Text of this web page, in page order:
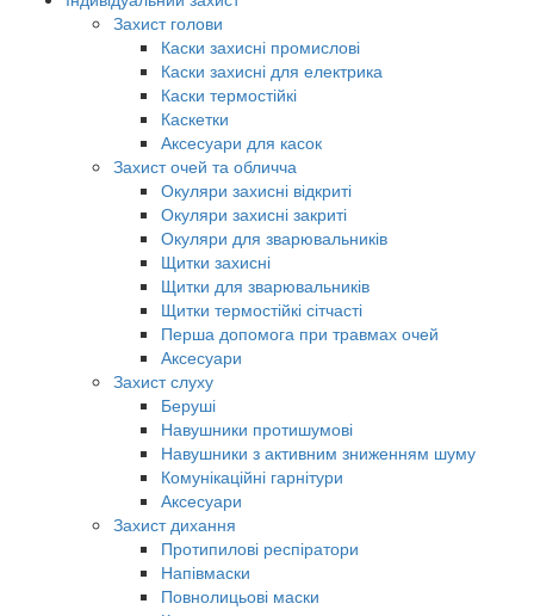
Захист голови
Каски захисні промислові
Каски захисні для електрика
Каски термостійкі
Каскетки
Аксесуари для касок
Захист очей та обличча
Окуляри захисні відкриті
Окуляри захисні закриті
Окуляри для зварювальників
Щитки захисні
Щитки для зварювальників
Щитки термостійкі сітчасті
Перша допомога при травмах очей
Аксесуари
Захист слуху
Беруші
Навушники протишумові
Навушники з активним зниженням шуму
Комунікаційні гарнітури
Аксесуари
Захист дихання
Протипилові респіратори
Напівмаски
Повнолицьові маски